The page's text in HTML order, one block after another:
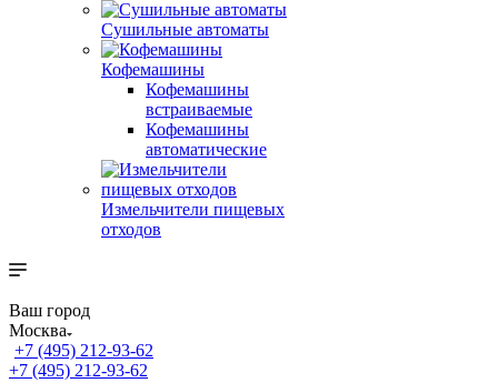
Сушильные автоматы
Кофемашины
Кофемашины
встраиваемые
Кофемашины
автоматические
Измельчители пищевых
отходов
Ваш город
Москва
+7 (495) 212-93-62
+7 (495) 212-93-62